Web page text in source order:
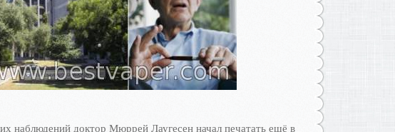
наблюдений доктор Мюррей Лаугесен начал печатать ещё в